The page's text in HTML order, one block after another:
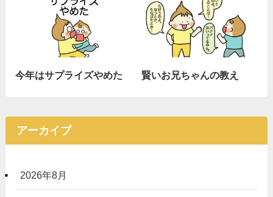
今年はサプライズやめた 賢いお兄ちゃんの教え
アーカイブ
2026年8月